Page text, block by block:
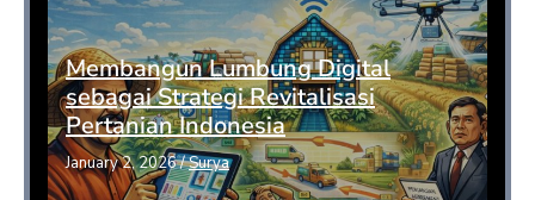
Membangun Lumbung Digital
sebagai Strategi Revitalisasi
Pertanian Indonesia
January 2, 2026/Surya